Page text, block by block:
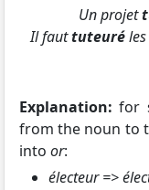
Un projet
Il fauttuteuré
Explanation: for
from the noun to
into or:
électeur =>